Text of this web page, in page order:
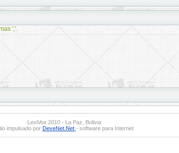
','.
LexiVox 2010 - La Paz, Bolivia
impulsado por DeveNet.Net - software para Internet